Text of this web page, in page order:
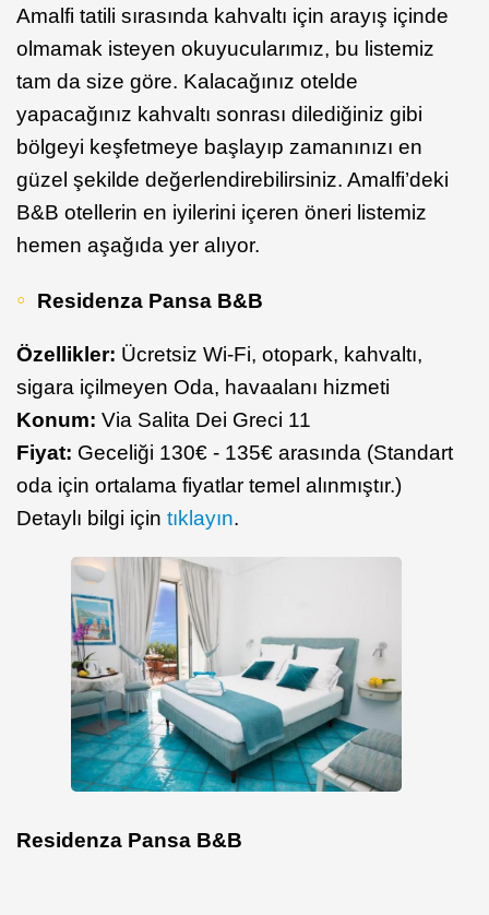
Amalfi tatili sırasında kahvaltı için arayış içinde
olmamak isteyen okuyucularımız, bu listemiz
tam da size göre. Kalacağınız otelde
yapacağınız kahvaltı sonrası dilediğiniz gibi
bölgeyi keşfetmeye başlayıp zamanınızı en
güzel şekilde değerlendirebilirsiniz. Amalfi’deki
B&B otellerin en iyilerini içeren öneri listemiz
hemen aşağıda yer alıyor.
Residenza Pansa B&B
Özellikler: Ücretsiz Wi-Fi, otopark, kahvaltı,
sigara içilmeyen Oda, havaalanı hizmeti
Konum: Via Salita Dei Greci 11
Fiyat: Geceliği 130€ - 135€ arasında (Standart
oda için ortalama fiyatlar temel alınmıştır.)
Detaylı bilgi için tıklayın.
Residenza Pansa B&B